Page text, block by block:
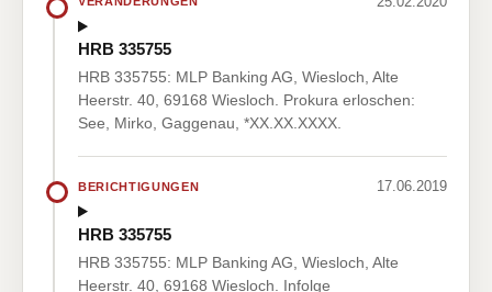
HRB 335755
HRB 335755: MLP Banking AG, Wiesloch, Alte
Heerstr. 40, 69168 Wiesloch. Prokura erloschen:
See, Mirko, Gaggenau, *XX.XX.XXXX.
BERICHTIGUNGEN 17.06.2019
HRB 335755
HRB 335755: MLP Banking AG, Wiesloch, Alte
Heerstr. 40, 69168 Wiesloch. Infolge